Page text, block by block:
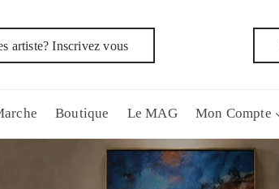
artiste? Inscrivez vous
Boutique Le MAG Mon Compte